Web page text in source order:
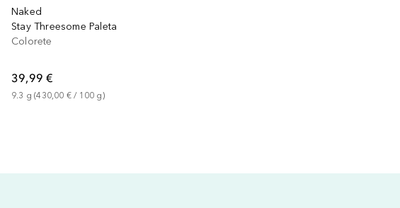
Naked
Stay Threesome Paleta
Colorete
39,99 €
9.3 g (430,00 € / 100 g)